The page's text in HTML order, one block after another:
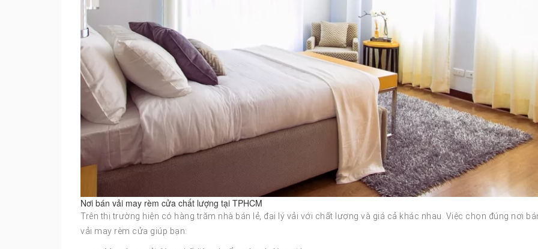
Nơi bán vải may rèm cửa chất lượng tại TPHCM
Trên thị trường hiện có hàng trăm nhà bán lẻ, đại lý vải với chất lượng và giá cả khác nhau. Việc chọn đúng nơi
vải may rèm cửa giúp bạn: